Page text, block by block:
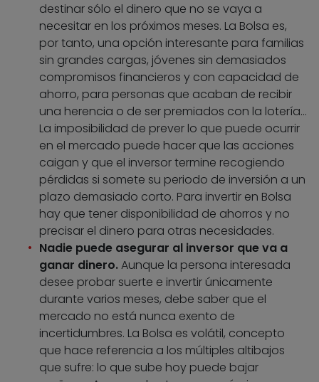
destinar sólo el dinero que no se vaya a
necesitar en los próximos meses. La Bolsa es,
por tanto, una opción interesante para familias
sin grandes cargas, jóvenes sin demasiados
compromisos financieros y con capacidad de
ahorro, para personas que acaban de recibir
una herencia o de ser premiados con la lotería…
La imposibilidad de prever lo que puede ocurrir
en el mercado puede hacer que las acciones
caigan y que el inversor termine recogiendo
pérdidas si somete su periodo de inversión a un
plazo demasiado corto. Para invertir en Bolsa
hay que tener disponibilidad de ahorros y no
precisar el dinero para otras necesidades.
Nadie puede asegurar al inversor que va a
ganar dinero.Aunque la persona interesada
desee probar suerte e invertir únicamente
durante varios meses, debe saber que el
mercado no está nunca exento de
incertidumbres. La Bolsa es volátil, concepto
que hace referencia a los múltiples altibajos
que sufre: lo que sube hoy puede bajar